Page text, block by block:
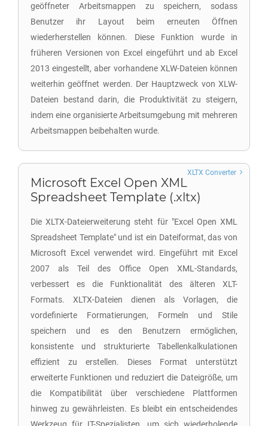
geöffneter Arbeitsmappen zu speichern, sodass
Benutzer ihr Layout beim erneuten Öffnen
wiederherstellen können. Diese Funktion wurde in
früheren Versionen von Excel eingeführt und ab Excel
2013 eingestellt, aber vorhandene XLW-Dateien können
weiterhin geöffnet werden. Der Hauptzweck von XLW-
Dateien bestand darin, die Produktivität zu steigern,
indem eine organisierte Arbeitsumgebung mit mehreren
Arbeitsmappen beibehalten wurde.
Microsoft Excel Open XML
Spreadsheet Template (.xltx)
Die XLTX-Dateierweiterung steht für "Excel Open XML
Spreadsheet Template" und ist ein Dateiformat, das von
Microsoft Excel verwendet wird. Eingeführt mit Excel
2007 als Teil des Office Open XML-Standards,
verbessert es die Funktionalität des älteren XLT-
Formats. XLTX-Dateien dienen als Vorlagen, die
vordefinierte Formatierungen, Formeln und Stile
speichern und es den Benutzern ermöglichen,
konsistente und strukturierte Tabellenkalkulationen
effizient zu erstellen. Dieses Format unterstützt
erweiterte Funktionen und reduziert die Dateigröße, um
die Kompatibilität über verschiedene Plattformen
hinweg zu gewährleisten. Es bleibt ein entscheidendes
XLTX Converter